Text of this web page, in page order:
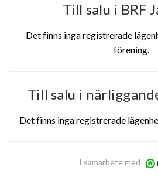
Till salu i BRF
Det finns inga registrerade
förening.
Till salu i
Det finns inga registrerade
I samarbete med